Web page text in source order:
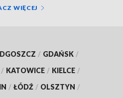
WIĘCEJ
/ GDAŃSK /
/ KATOWICE / KIELCE /
/ ŁÓDŹ / OLSZTYN /